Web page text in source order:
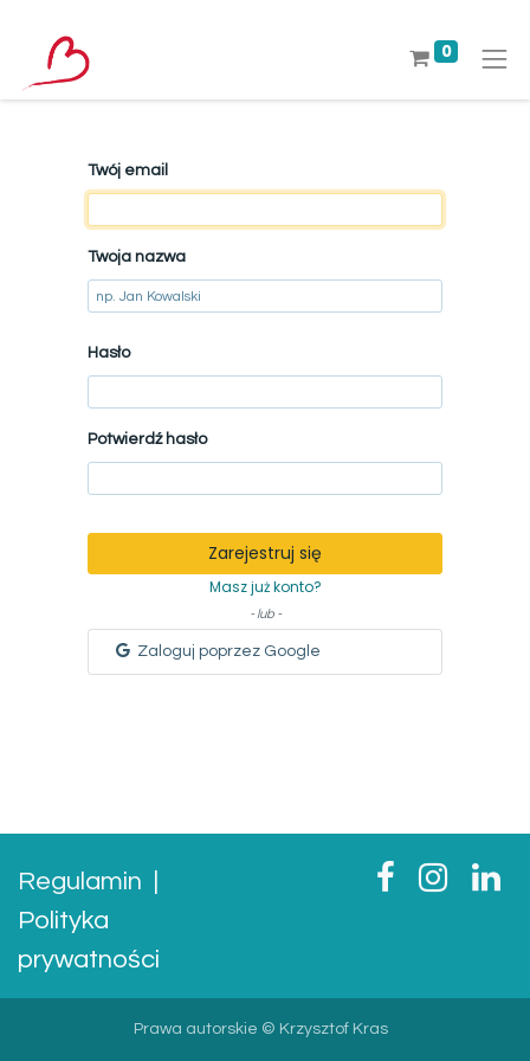
0
Twój email
Twoja nazwa
Hasło
Potwierdź hasło
Zarejestruj się
Masz już konto?
- lub -
Zaloguj poprzez Google
Regulamin
Polityka
prywatności
Prawa autorskie © Krzysztof Kras